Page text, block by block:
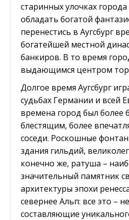
старинных улочках
обладать богатой
перенестись в Аугсбург
богатейшей местной
банкиров. В то время
выдающимся центром
Долгое время Аугсбург
судьбах Германии и всей
времена город был более
блестящим, более
соседи. Роскошные
здания гильдий,
конечно же, ратуша –
значительный памятник
архитектуры эпохи
севернее Альп: все это –
составляющие